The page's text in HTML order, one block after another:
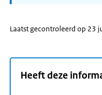
Laatst gecontroleerd op 23
Heeft deze